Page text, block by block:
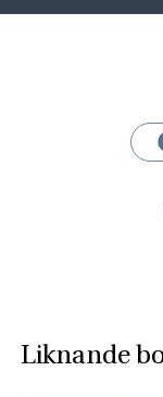
Liknande